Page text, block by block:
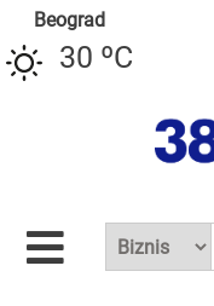
Beograd
30 ºC